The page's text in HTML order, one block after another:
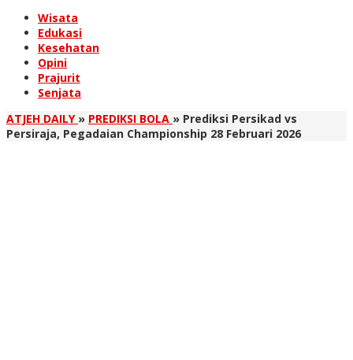
Wisata
Edukasi
Kesehatan
Opini
Prajurit
Senjata
ATJEH DAILY » PREDIKSI BOLA » Prediksi Persikad vs
Persiraja, Pegadaian Championship 28 Februari 2026